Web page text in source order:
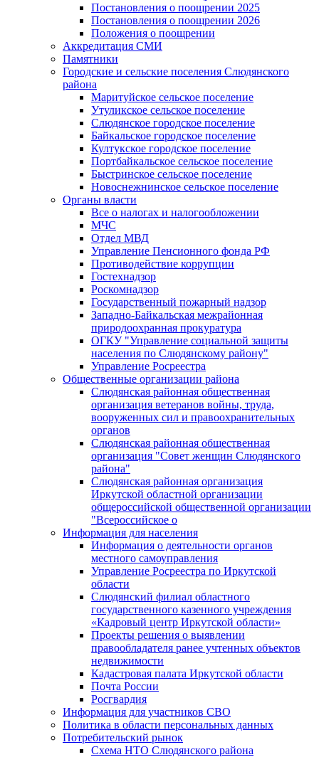
Постановления о поощрении 2025
Постановления о поощрении 2026
Положения о поощрении
Аккредитация СМИ
Памятники
Городские и сельские поселения Слюдянского
района
Маритуйское сельское поселение
Утуликское сельское поселение
Слюдянское городское поселение
Байкальское городское поселение
Култукское городское поселение
Портбайкальское сельское поселение
Быстринское сельское поселение
Новоснежнинское сельское поселение
Органы власти
Все о налогах и налогообложении
МЧС
Отдел МВД
Управление Пенсионного фонда РФ
Противодействие коррупции
Гостехнадзор
Роскомнадзор
Государственный пожарный надзор
Западно-Байкальская межрайонная
природоохранная прокуратура
ОГКУ "Управление социальной защиты
населения по Слюдянскому району"
Управление Росреестра
Общественные организации района
Слюдянская районная общественная
организация ветеранов войны, труда,
вооруженных сил и правоохранительных
органов
Слюдянская районная общественная
организация "Совет женщин Слюдянского
района"
Слюдянская районная организация
Иркутской областной организации
общероссийской общественной организации
"Всероссийское о
Информация для населения
Информация о деятельности органов
местного самоуправления
Управление Росреестра по Иркутской
области
Слюдянский филиал областного
государственного казенного учреждения
«Кадровый центр Иркутской области»
Проекты решения о выявлении
правообладателя ранее учтенных объектов
недвижимости
Кадастровая палата Иркутской области
Почта России
Росгвардия
Информация для участников СВО
Политика в области персональных данных
Потребительский рынок
Схема НТО Слюдянского района